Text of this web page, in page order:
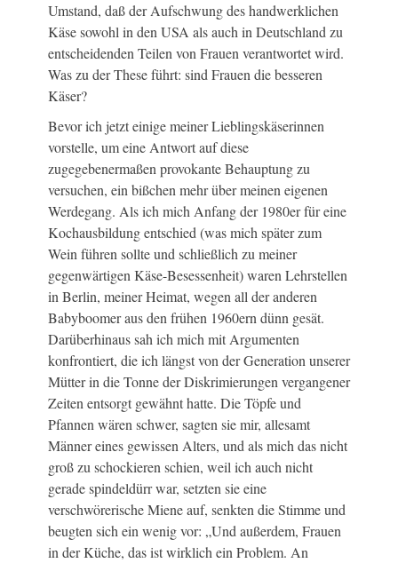
Umstand, daß der Aufschwung des handwerklichen
Käse sowohl in den USA als auch in Deutschland zu
entscheidenden Teilen von Frauen verantwortet wird.
Was zu der These führt: sind Frauen die besseren
Käser?
Bevor ich jetzt einige meiner Lieblingskäserinnen
vorstelle, um eine Antwort auf diese
zugegebenermaßen provokante Behauptung zu
versuchen, ein bißchen mehr über meinen eigenen
Werdegang. Als ich mich Anfang der 1980er für eine
Kochausbildung entschied (was mich später zum
Wein führen sollte und schließlich zu meiner
gegenwärtigen Käse-Besessenheit) waren Lehrstellen
in Berlin, meiner Heimat, wegen all der anderen
Babyboomer aus den frühen 1960ern dünn gesät.
Darüberhinaus sah ich mich mit Argumenten
konfrontiert, die ich längst von der Generation unserer
Mütter in die Tonne der Diskrimierungen vergangener
Zeiten entsorgt gewähnt hatte. Die Töpfe und
Pfannen wären schwer, sagten sie mir, allesamt
Männer eines gewissen Alters, und als mich das nicht
groß zu schockieren schien, weil ich auch nicht
gerade spindeldürr war, setzten sie eine
verschwörerische Miene auf, senkten die Stimme und
beugten sich ein wenig vor: „Und außerdem, Frauen
in der Küche, das ist wirklich ein Problem. An